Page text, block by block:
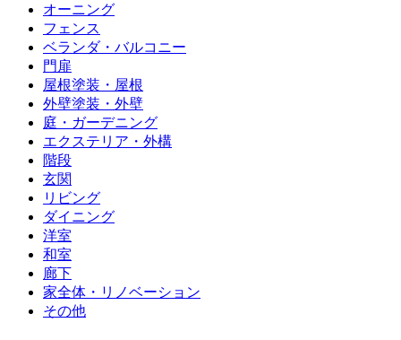
オーニング
フェンス
ベランダ・バルコニー
門扉
屋根塗装・屋根
外壁塗装・外壁
庭・ガーデニング
エクステリア・外構
階段
玄関
リビング
ダイニング
洋室
和室
廊下
家全体・リノベーション
その他